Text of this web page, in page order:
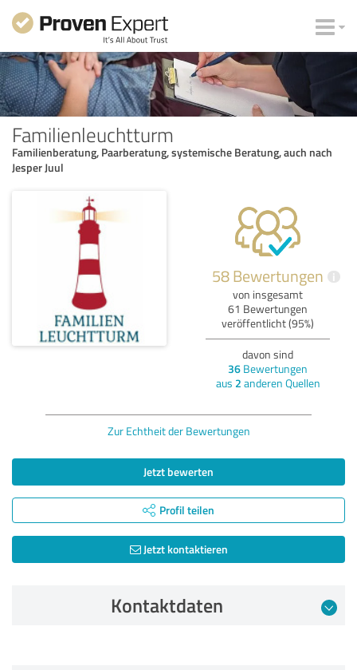
Familienleuchtturm
Familienberatung, Paarberatung, systemische Beratung, auch nach
Jesper Juul
58 Bewertungen i
von insgesamt
61 Bewertungen
veröffentlicht (95%)
davon sind
36 Bewertungen
aus 2 anderen Quellen
Zur Echtheit der Bewertungen
Jetzt bewerten
Profil teilen
Jetzt kontaktieren
Kontaktdaten